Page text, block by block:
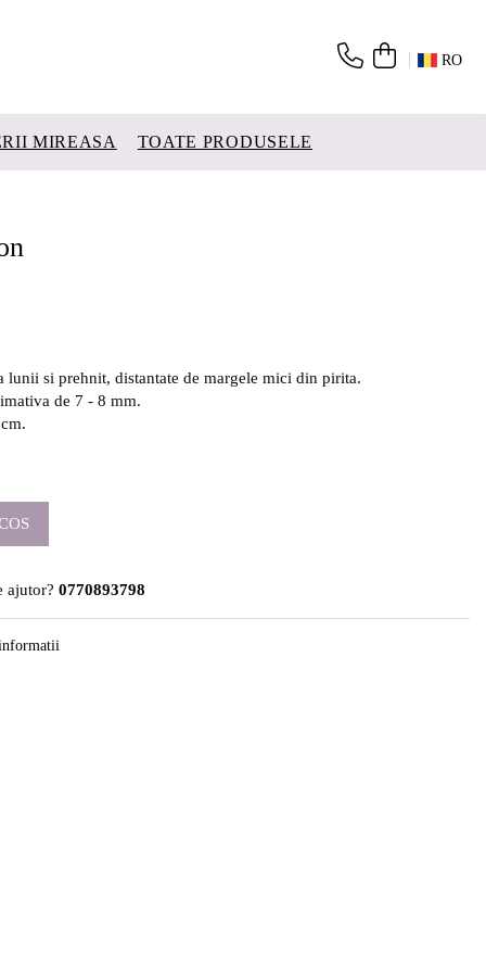
RO
MIREASA TOATE PRODUSELE
si prehnit, distantate de margele mici din pirita.
de 7 - 8 mm.
ajutor? 0770893798